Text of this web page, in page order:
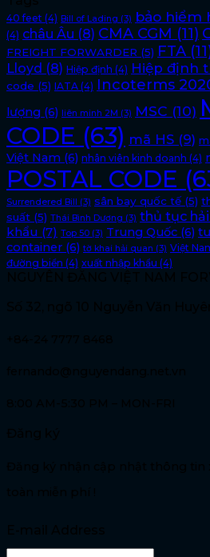
40 feet (4) Bill of Lading (3) bảo hiểm
(4) châu Âu (8) CMA CGM (11)
FREIGHT FORWARDER (5) FTA
Lloyd (8) Hiệp định (4) Hiệp định
code (5) IATA (4) Incoterms
lượng (6) liên minh 2M (3) MSC (10)
CODE (63) mã HS (9)
Việt Nam (6) nhân viên kinh doanh (4)
POSTAL CODE
Surrendered Bill (3) sân bay quốc tế (5)
suất (5) Thái Bình Dương (3) thủ tục
khẩu (7) Top 50 (3) Trung Quốc (6)
container (6) tờ khai hải quan (3) Việt
đường biển (4) xuất nhập khẩu (4)